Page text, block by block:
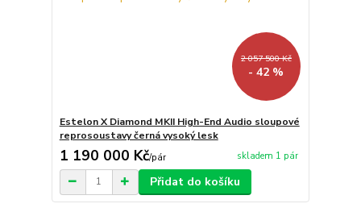
2 057 500 Kč
- 42 %
Estelon X Diamond MKII High-End Audio sloupové
reprosoustavy černá vysoký lesk
1 190 000 Kč/pár skladem 1 pár
Přidat do košíku